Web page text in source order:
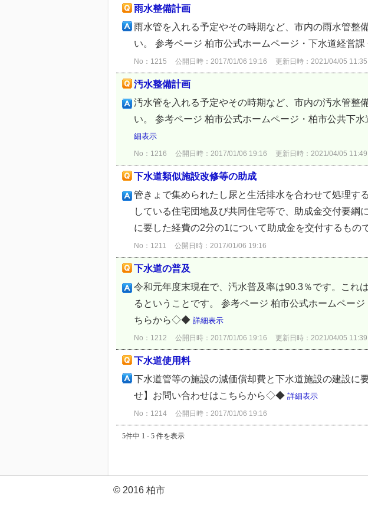
雨水整備計画
雨水管を入れる予定やその時期など、市内の雨水管整
い。 参考ページ 柏市公式ホームページ・下水道経
No：1215 公開日時：2017/01/06 19:16 更新日時：2021/04/05 11:35
汚水整備計画
汚水管を入れる予定やその時期など、市内の汚水管整
い。 参考ページ 柏市公式ホームページ・柏市公共
細表示
No：1216 公開日時：2017/01/06 19:16 更新日時：2021/04/05 11:49
下水道類似施設改修等の助成
管きょで集められたし尿と生活排水を合わせて処理す
している住宅団地及び共同住宅等で、助成金交付要
に要した経費の2分の1について助成金を交付するもの
No：1211 公開日時：2017/01/06 19:16
下水道の普及
令和元年度末現在で、汚水普及率は90.3％です。これ
るということです。 参考ページ 柏市公式ホームペー
ちらから◇◆ 詳細表示
No：1212 公開日時：2017/01/06 19:16 更新日時：2021/04/05 11:39
下水道使用料
下水道管等の施設の減価償却費と下水道施設の建設
せ】お問い合わせはこちらから◇◆ 詳細表示
No：1214 公開日時：2017/01/06 19:16
5件中 1 - 5 件を表示
© 2016 柏市